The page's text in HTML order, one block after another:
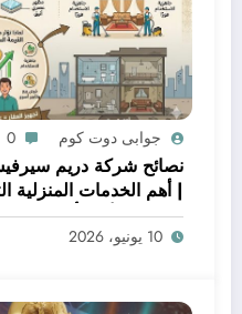
جوابى دوت كوم 0
نصائح شركة دريم
| أهم الخدمات المنزلية
قبل البيع أو التأجير
10 يونيو، 2026